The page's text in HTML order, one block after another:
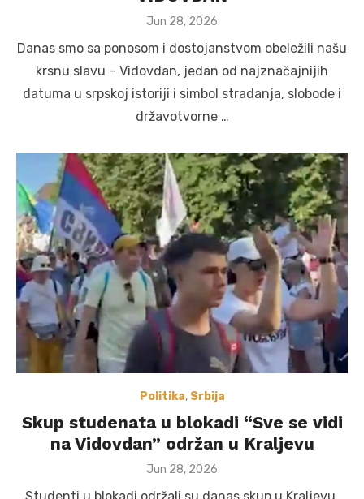
Posted
Jun 28, 2026
Danas smo sa ponosom i dostojanstvom obeležili našu
krsnu slavu – Vidovdan, jedan od najznačajnijih
datuma u srpskoj istoriji i simbol stradanja, slobode i
državotvorne …
Politika, Srbija
Skup studenata u blokadi “Sve se vidi
na Vidovdan” održan u Kraljevu
Posted
Jun 28, 2026